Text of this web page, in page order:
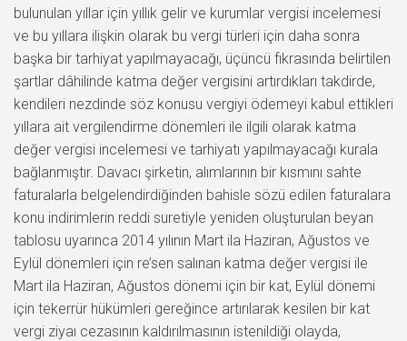
bulunulan yıllar için yıllık gelir ve kurumlar vergisi incelemesi
ve bu yıllara ilişkin olarak bu vergi türleri için daha sonra
başka bir tarhiyat yapılmayacağı, üçüncü fıkrasında belirtilen
şartlar dâhilinde katma değer vergisini artırdıkları takdirde,
kendileri nezdinde söz konusu vergiyi ödemeyi kabul ettikleri
yıllara ait vergilendirme dönemleri ile ilgili olarak katma
değer vergisi incelemesi ve tarhiyatı yapılmayacağı kurala
bağlanmıştır. Davacı şirketin, alımlarının bir kısmını sahte
faturalarla belgelendirdiğinden bahisle sözü edilen faturalara
konu indirimlerin reddi suretiyle yeniden oluşturulan beyan
tablosu uyarınca 2014 yılının Mart ila Haziran, Ağustos ve
Eylül dönemleri için re’sen salınan katma değer vergisi ile
Mart ila Haziran, Ağustos dönemi için bir kat, Eylül dönemi
için tekerrür hükümleri gereğince artırılarak kesilen bir kat
vergi ziyaı cezasının kaldırılmasının istenildiği olayda,